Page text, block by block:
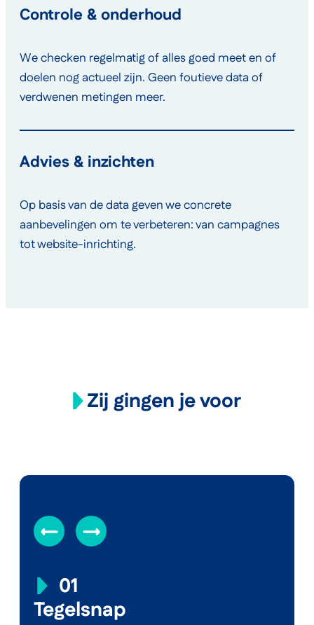
Controle & onderhoud
We checken regelmatig of alles goed meet en of
doelen nog actueel zijn. Geen foutieve data of
verdwenen metingen meer.
Advies & inzichten
Op basis van de data geven we concrete
aanbevelingen om te verbeteren: van campagnes
tot website-inrichting.
Zij gingen je voor
01
Tegelsnap